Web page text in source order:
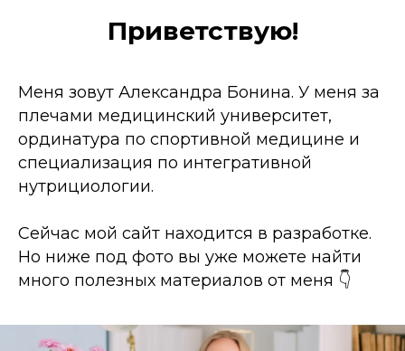
Приветствую!
Меня зовут Александра Бонина. У меня за
плечами медицинский университет,
ординатура по спортивной медицине и
специализация по интегративной
нутрициологии.
Сейчас мой сайт находится в разработке.
Но ниже под фото вы уже можете найти
много полезных материалов от меня 👇